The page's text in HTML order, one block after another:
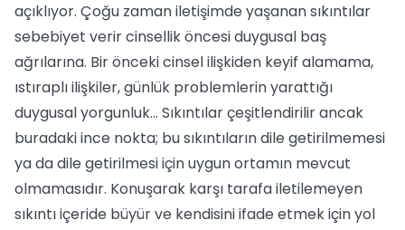
açıklıyor. Çoğu zaman iletişimde yaşanan sıkıntılar
sebebiyet verir cinsellik öncesi duygusal baş
ağrılarına. Bir önceki cinsel ilişkiden keyif alamama,
ıstıraplı ilişkiler, günlük problemlerin yarattığı
duygusal yorgunluk… Sıkıntılar çeşitlendirilir ancak
buradaki ince nokta; bu sıkıntıların dile getirilmemesi
ya da dile getirilmesi için uygun ortamın mevcut
olmamasıdır. Konuşarak karşı tarafa iletilemeyen
sıkıntı içeride büyür ve kendisini ifade etmek için yol